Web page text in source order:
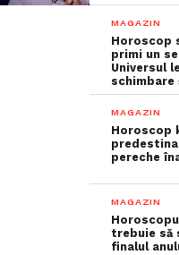
MAGAZIN
Horoscop
primi un
Universul
schimbare
MAGAZIN
Horoscop
pereche
MAGAZIN
trebuie să
finalul